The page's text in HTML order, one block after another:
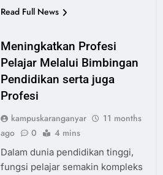
Read Full News
Meningkatkan Profesi
Pelajar Melalui Bimbingan
Pendidikan serta juga
Profesi
kampuskaranganyar
11 months
ago
0 4 mins
Dalam dunia pendidikan tinggi,
fungsi pelajar semakin kompleks